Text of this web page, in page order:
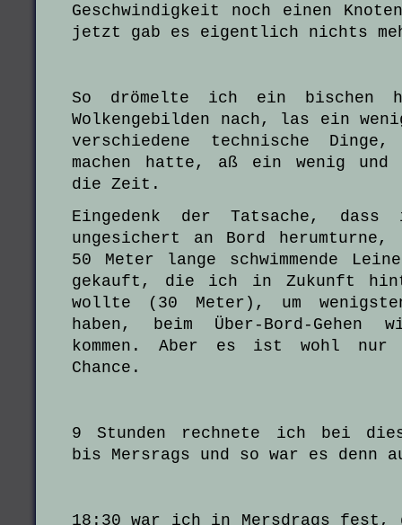
Geschwindigkeit noch einen
jetzt gab es eigentlich nichts
So drömelte ich ein bischen
Wolkengebilden nach, las ein
verschiedene technische
machen hatte, aß ein wenig und
die Zeit.
Eingedenk der Tatsache,
ungesichert an Bord
50 Meter lange schwimmende
gekauft, die ich in Zukunft
wollte (30 Meter), um
haben, beim Über-Bord-Gehen
kommen. Aber es ist wohl nur
Chance.
9 Stunden rechnete ich bei
bis Mersrags und so war es denn
18:30 war ich in Mersdrags fest,